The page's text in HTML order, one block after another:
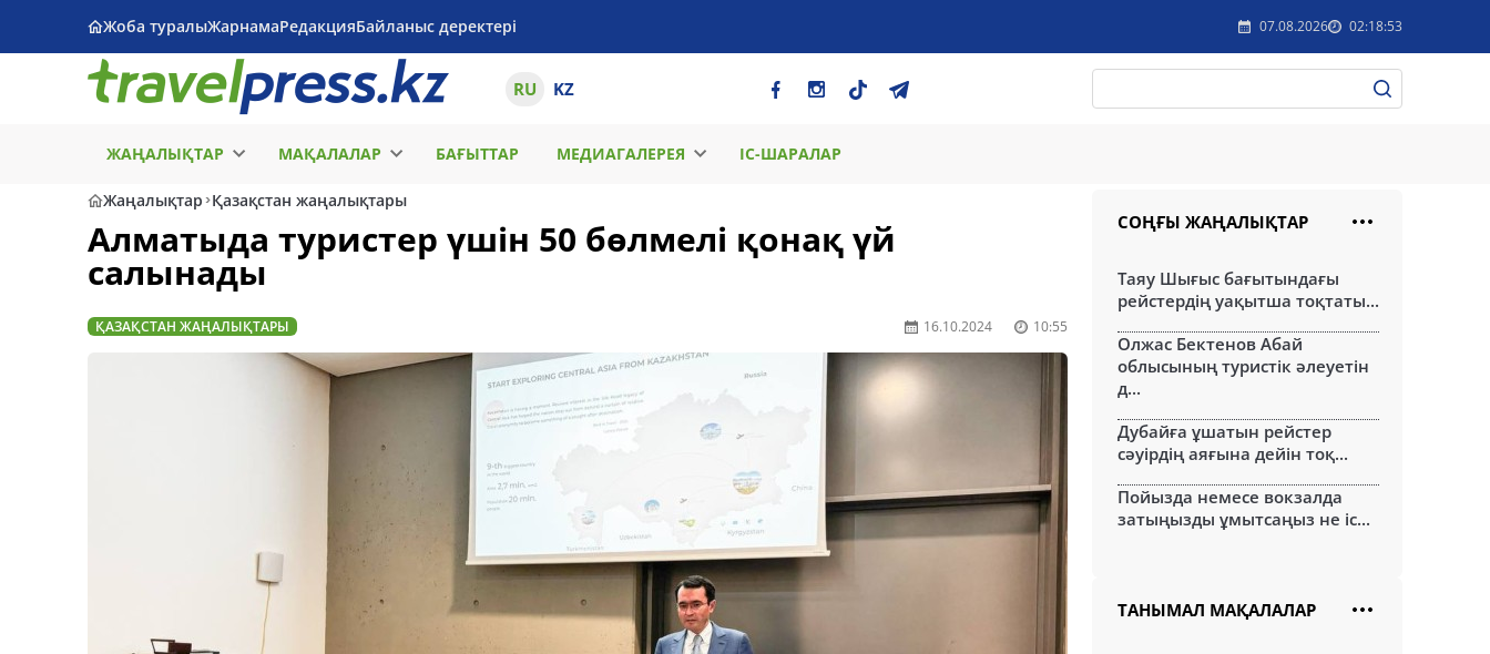
Жоба туралыЖарнамаРедакцияБайланыс деректері 07.08.2026 02:18:53
RU KZ
ЖАҢАЛЫҚТАР МАҚАЛАЛАР БАҒЫТТАР МЕДИАГАЛЕРЕЯ ІС-ШАРАЛАР
Жаңалықтар Қазақстан жаңалықтары
Алматыда туристер үшін 50 бөлмелі қонақ үй
салынады
ҚАЗАҚСТАН ЖАҢАЛЫҚТАРЫ 16.10.2024 10:55
СОҢҒЫ ЖАҢАЛЫҚТАР
Таяу Шығыс бағытындағы
рейстердің уақытша тоқтаты...
Олжас Бектенов Абай
облысының туристік әлеуетін
д...
Дубайға ұшатын рейстер
сәуірдің аяғына дейін тоқ...
Пойызда немесе вокзалда
затыңызды ұмытсаңыз не іс...
ТАНЫМАЛ МАҚАЛАЛАР